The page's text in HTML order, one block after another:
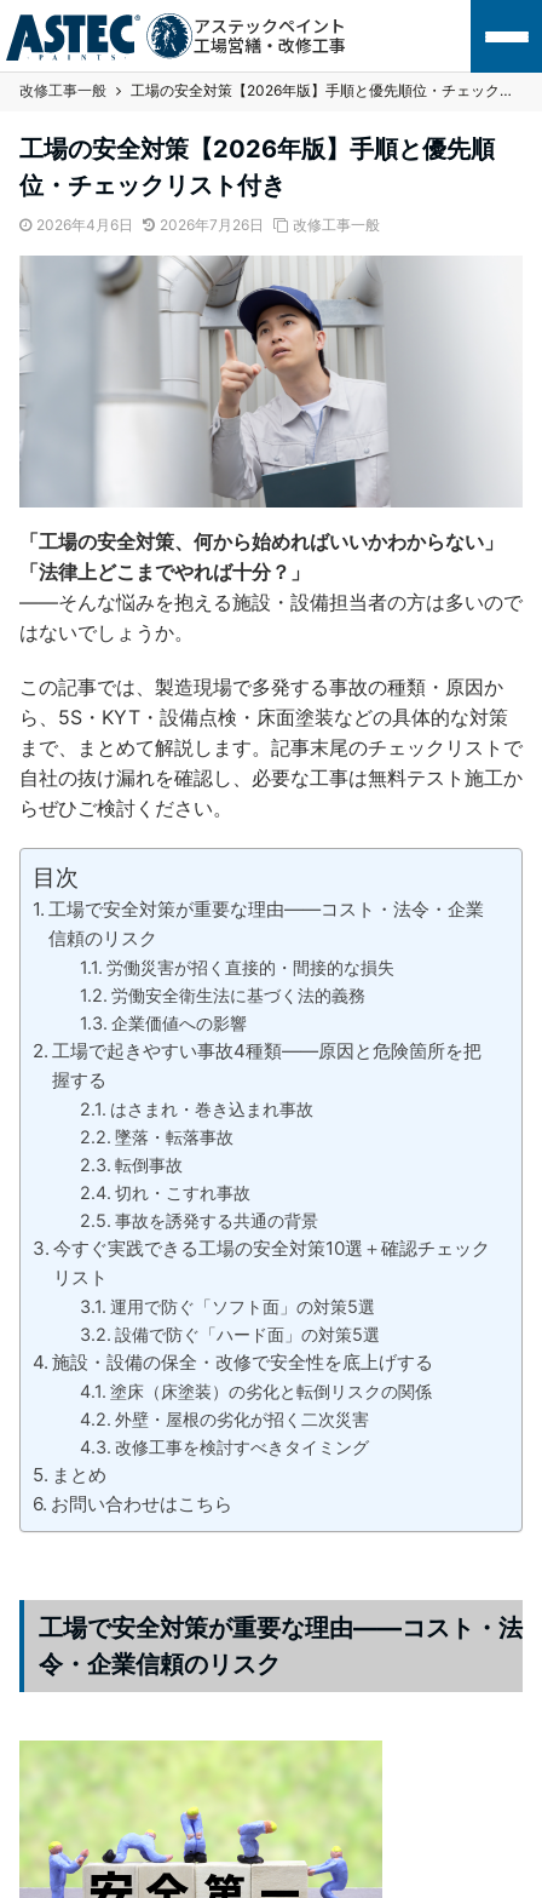
アステックペイント
工場営繕・改修工事
改修工事一般 工場の安全対策【2026年版】手順と優先順位・チェックリスト付き
工場の安全対策【2026年版】手順と優先順
位・チェックリスト付き
2026年4月6日 2026年7月26日 改修工事一般
「工場の安全対策、何から始めればいいかわからない」
「法律上どこまでやれば十分？」
——そんな悩みを抱える施設・設備担当者の方は多いので
はないでしょうか。
この記事では、製造現場で多発する事故の種類・原因か
ら、5S・KYT・設備点検・床面塗装などの具体的な対策
まで、まとめて解説します。記事末尾のチェックリストで
自社の抜け漏れを確認し、必要な工事は無料テスト施工か
らぜひご検討ください。
目次
工場で安全対策が重要な理由——コスト・法令・企業
信頼のリスク
労働災害が招く直接的・間接的な損失
労働安全衛生法に基づく法的義務
企業価値への影響
工場で起きやすい事故4種類——原因と危険箇所を把
握する
はさまれ・巻き込まれ事故
墜落・転落事故
転倒事故
切れ・こすれ事故
事故を誘発する共通の背景
今すぐ実践できる工場の安全対策10選＋確認チェック
リスト
運用で防ぐ「ソフト面」の対策5選
設備で防ぐ「ハード面」の対策5選
施設・設備の保全・改修で安全性を底上げする
塗床（床塗装）の劣化と転倒リスクの関係
外壁・屋根の劣化が招く二次災害
改修工事を検討すべきタイミング
まとめ
お問い合わせはこちら
工場で安全対策が重要な理由——コスト・法
令・企業信頼のリスク